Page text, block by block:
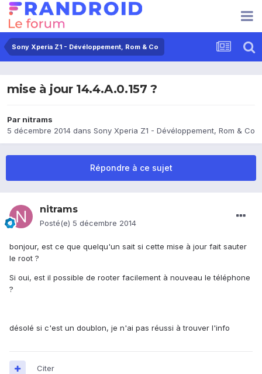
Sony Xperia Z1 - Dévéloppement, Rom & Co
mise à jour 14.4.A.0.157 ?
Par nitrams
5 décembre 2014 dans Sony Xperia Z1 - Dévéloppement, Rom & Co
Répondre à ce sujet
nitrams
Posté(e) 5 décembre 2014
bonjour, est ce que quelqu'un sait si cette mise à jour fait sauter
le root ?
Si oui, est il possible de rooter facilement à nouveau le téléphone
?
désolé si c'est un doublon, je n'ai pas réussi à trouver l'info
Citer